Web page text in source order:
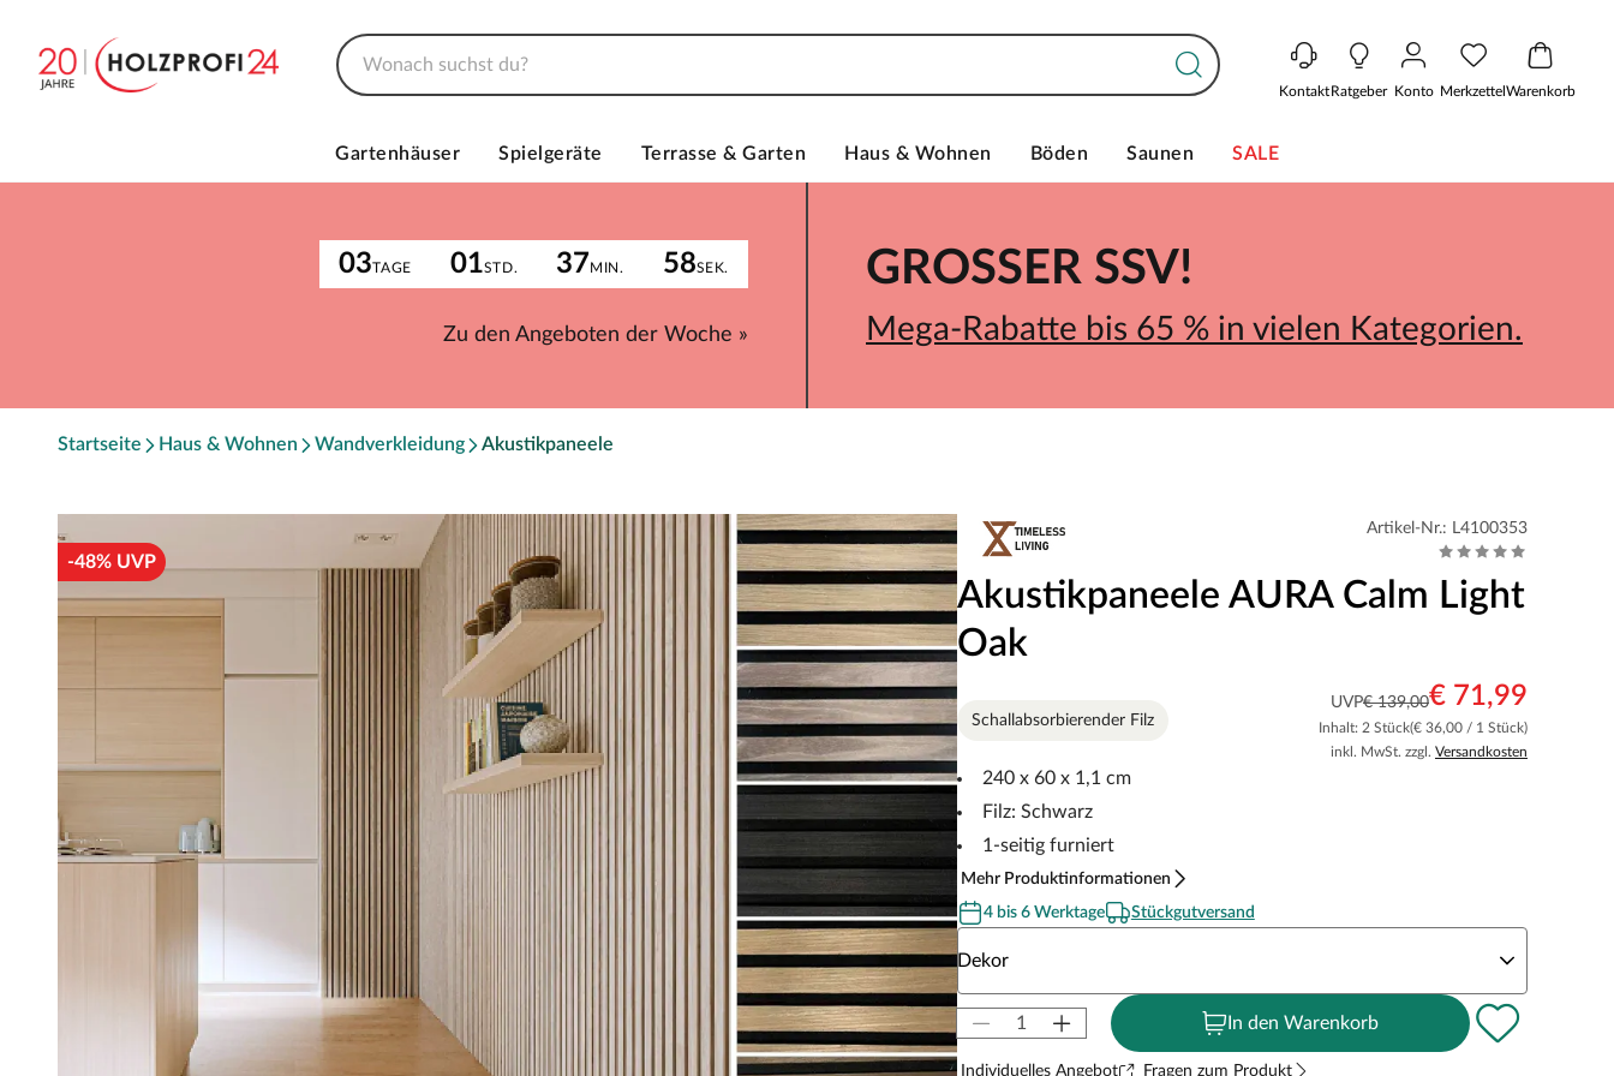
KontaktRatgeber Konto MerkzettelWarenkorb
Gartenhäuser Spielgeräte Terrasse & Garten Haus & Wohnen Böden Saunen SALE
03TAGE 01STD. 37MIN. 58SEK.
Zu den Angeboten der Woche »
GROSSER SSV!
Mega-Rabatte bis 65 % in vielen Kategorien.
Startseite Haus & Wohnen Wandverkleidung Akustikpaneele
-48% UVP
Artikel-Nr.: L4100353
Akustikpaneele AURA Calm Light
Oak
UVP€ 139,00€ 71,99
Inhalt: 2 Stück(€ 36,00 / 1 Stück)
inkl. MwSt. zzgl. Versandkosten
Schallabsorbierender Filz
240 x 60 x 1,1 cm
Filz: Schwarz
1-seitig furniert
Mehr Produktinformationen
4 bis 6 Werktage
Stückgutversand
Dekor
In den Warenkorb
Individuelles Angebot Fragen zum Produkt